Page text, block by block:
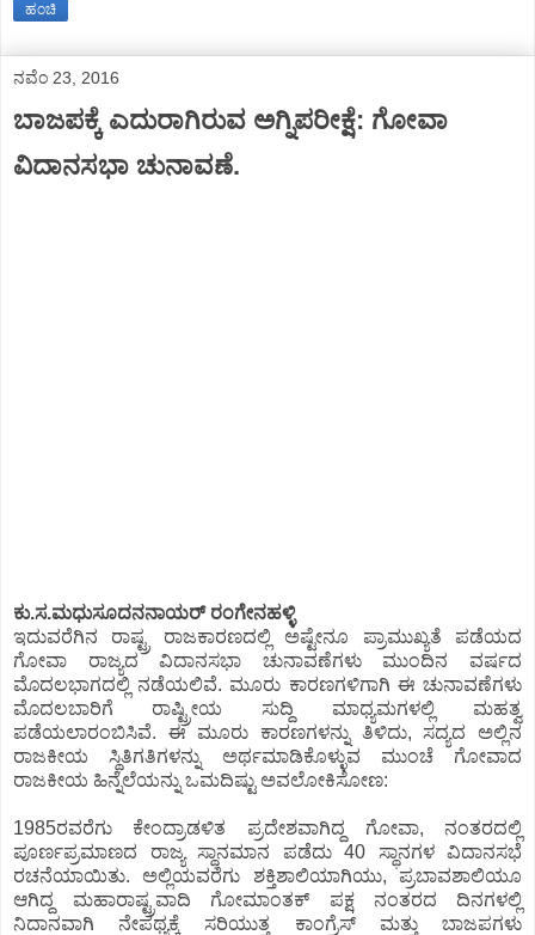
ಹಂಚಿ
ನವೆಂ 23, 2016
ಬಾಜಪಕ್ಕೆ ಎದುರಾಗಿರುವ ಅಗ್ನಿಪರೀಕ್ಷೆ: ಗೋವಾ
ವಿದಾನಸಭಾ ಚುನಾವಣೆ.
ಕು.ಸ.ಮಧುಸೂದನನಾಯರ್ ರಂಗೇನಹಳ್ಳಿ
ಇದುವರೆಗಿನ ರಾಷ್ಟ್ರ ರಾಜಕಾರಣದಲ್ಲಿ ಅಷ್ಟೇನೂ ಪ್ರಾಮುಖ್ಯತೆ ಪಡೆಯದ
ಗೋವಾ ರಾಜ್ಯದ ವಿದಾನಸಭಾ ಚುನಾವಣೆಗಳು ಮುಂದಿನ ವರ್ಷದ
ಮೊದಲಭಾಗದಲ್ಲಿ ನಡೆಯಲಿವೆ. ಮೂರು ಕಾರಣಗಳಿಗಾಗಿ ಈ ಚುನಾವಣೆಗಳು
ಮೊದಲಬಾರಿಗೆ ರಾಷ್ಟ್ರೀಯ ಸುದ್ದಿ ಮಾಧ್ಯಮಗಳಲ್ಲಿ ಮಹತ್ವ
ಪಡೆಯಲಾರಂಬಿಸಿವೆ. ಈ ಮೂರು ಕಾರಣಗಳನ್ನು ತಿಳಿದು, ಸದ್ಯದ ಅಲ್ಲಿನ
ರಾಜಕೀಯ ಸ್ಥಿತಿಗತಿಗಳನ್ನು ಅರ್ಥಮಾಡಿಕೊಳ್ಳುವ ಮುಂಚೆ ಗೋವಾದ
ರಾಜಕೀಯ ಹಿನ್ನೆಲೆಯನ್ನು ಒಮದಿಷ್ಟು ಅವಲೋಕಿಸೋಣ:
1985ರವರೆಗು ಕೇಂದ್ರಾಡಳಿತ ಪ್ರದೇಶವಾಗಿದ್ದ ಗೋವಾ, ನಂತರದಲ್ಲಿ
ಪೂರ್ಣಪ್ರಮಾಣದ ರಾಜ್ಯ ಸ್ಥಾನಮಾನ ಪಡೆದು 40 ಸ್ಥಾನಗಳ ವಿದಾನಸಭೆ
ರಚನೆಯಾಯಿತು. ಅಲ್ಲಿಯವರೆಗು ಶಕ್ತಿಶಾಲಿಯಾಗಿಯು, ಪ್ರಬಾವಶಾಲಿಯೂ
ಆಗಿದ್ದ ಮಹಾರಾಷ್ಟ್ರವಾದಿ ಗೋಮಾಂತಕ್ ಪಕ್ಷ ನಂತರದ ದಿನಗಳಲ್ಲಿ
ನಿದಾನವಾಗಿ ನೇಪಥ್ಯಕ್ಕೆ ಸರಿಯುತ್ತ ಕಾಂಗ್ರೆಸ್ ಮತ್ತು ಬಾಜಪಗಳು